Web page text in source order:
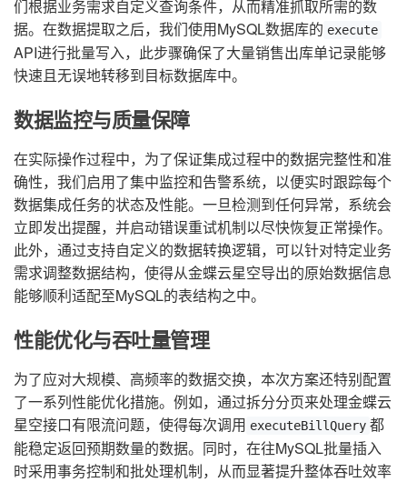
们根据业务需求自定义查询条件，从而精准抓取所需的数
据。在数据提取之后，我们使用MySQL数据库的 execute
API进行批量写入，此步骤确保了大量销售出库单记录能够
快速且无误地转移到目标数据库中。
数据监控与质量保障
在实际操作过程中，为了保证集成过程中的数据完整性和准
确性，我们启用了集中监控和告警系统，以便实时跟踪每个
数据集成任务的状态及性能。一旦检测到任何异常，系统会
立即发出提醒，并启动错误重试机制以尽快恢复正常操作。
此外，通过支持自定义的数据转换逻辑，可以针对特定业务
需求调整数据结构，使得从金蝶云星空导出的原始数据信息
能够顺利适配至MySQL的表结构之中。
性能优化与吞吐量管理
为了应对大规模、高频率的数据交换，本次方案还特别配置
了一系列性能优化措施。例如，通过拆分分页来处理金蝶云
星空接口有限流问题，使得每次调用 executeBillQuery 都
能稳定返回预期数量的数据。同时，在往MySQL批量插入
时采用事务控制和批处理机制，从而显著提升整体吞吐效率